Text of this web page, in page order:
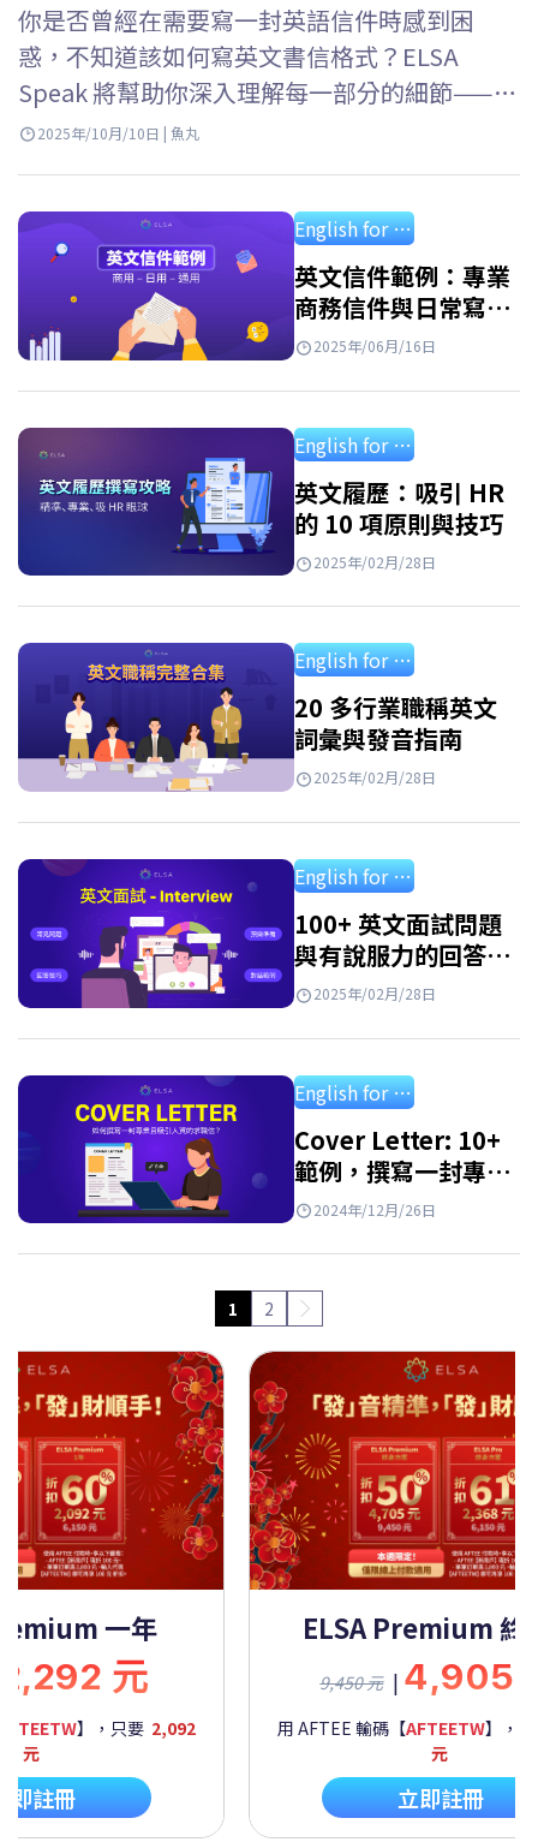
你是否曾經在需要寫一封英語信件時感到困
惑，不知道該如何寫英文書信格式？ELSA
Speak 將幫助你深入理解每一部分的細節——從
英文書信在作文中的寫法、信件結尾的簽名格
Speak 已整理出一套完整的英文書信格式 機
構，適用於商用英文書信格式、英文書信格式
學測、英文書信格式作文等多種情境，並附上
不同範例，幫助學習者輕鬆掌握並靈活運用於
象的部分。開頭通常包含兩個主要內容：問候
語與自我介紹。 英文信件開頭 –…
2025年/10月/10日 | 魚丸
English for professional
英文信件範例：專業
商務信件與日常寫給
朋友、家人的信件
2025年/06月/16日
English for professional
英文履歷：吸引 HR
的 10 項原則與技巧
2025年/02月/28日
English for professional
20 多行業職稱英文
詞彙與發音指南
2025年/02月/28日
English for professional
100+ 英文面試問題
與有說服力的回答技
巧2025年/02月/28日
English for professional
Cover Letter: 10+
範例，撰寫一封專業
且令人印象深刻的求
2024年/12月/26日
1 2
一年
2,292 元
】，只要 2,092
元
即註冊
ELSA Premium 終
9,450 元 | 4,905
用 AFTEE 輸碼【AFTEETW】，
元
立即註冊